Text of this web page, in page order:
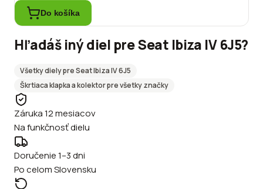
Do košíka
Hľadáš iný diel preSeat Ibiza IV 6J5?
Všetky diely preSeatIbiza IV 6J5
Škrtiaca klapka a kolektorpre všetky značky
Záruka 12 mesiacov
Na funkčnosť dielu
Doručenie 1–3 dni
Po celom Slovensku